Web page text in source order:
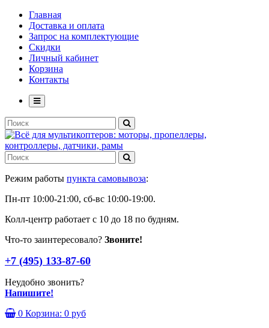
Главная
Доставка и оплата
Запрос на комплектующие
Скидки
Личный кабинет
Корзина
Контакты
Режим работы пункта самовывоза:
Пн-пт 10:00-21:00, сб-вс 10:00-19:00.
Колл-центр работает с 10 до 18 по будням.
Что-то заинтересовало? Звоните!
+7 (495) 133-87-60
Неудобно звонить?
Напишите!
0 Корзина: 0 руб